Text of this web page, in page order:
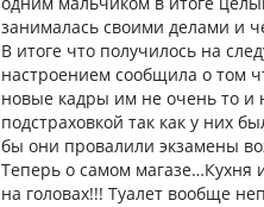
занималась своими делами и
В итоге что получилось на
настроением сообщила о том
новые кадры им не очень то
подстраховкой так как у них
бы они провалили экзамены
Теперь о самом магазе…Кухня
на головах!!! Туалет вообще